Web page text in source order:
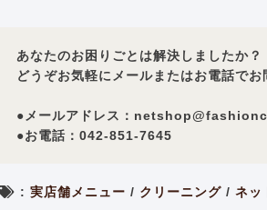
あなたのお困りごとは解決しましたか？
どうぞお気軽にメールまたはお電話でお
●メールアドレス：
●お電話：042-851-7645
: 実店舗メニュー / クリーニング / ネッ